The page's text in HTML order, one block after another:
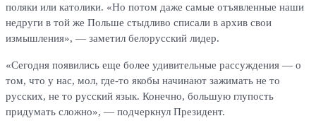
поляки или католики. «Но потом даже самые отъявленные наши
недруги в той же Польше стыдливо списали в архив свои
измышления», — заметил белорусский лидер.
«Сегодня появились еще более удивительные рассуждения — о
том, что у нас, мол, где-то якобы начинают зажимать не то
русских, не то русский язык. Конечно, бoльшую глупость
придумать сложно», — подчеркнул Президент.